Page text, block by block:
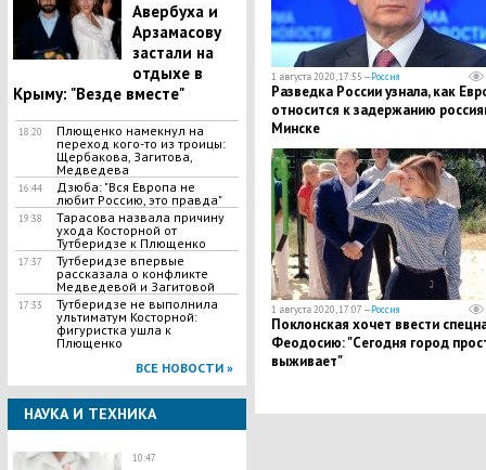
Авербуха и
Арзамасову
застали на
отдыхе в
Крыму: "Везде вместе"
18:20
Плющенко намекнул на
переход кого-то из троицы:
Щербакова, Загитова,
Медведева
16:44
Дзюба: "Вся Европа не
любит Россию, это правда"
19:38
Тарасова назвала причину
ухода Косторной от
Тутберидзе к Плющенко
17:37
Тутберидзе впервые
рассказала о конфликте
Медведевой и Загитовой
17:33
Тутберидзе не выполнила
ультиматум Косторной:
фигуристка ушла к
Плющенко
ВСЕ НОВОСТИ »
НАУКА И ТЕХНИКА
10:47
1 августа 2020, 17:55 —Россия
Разведка России узнала, как
относится к задержанию
Минске
1 августа 2020, 17:07 —Россия
Поклонская хочет ввести
Феодосию: "Сегодня город
выживает"